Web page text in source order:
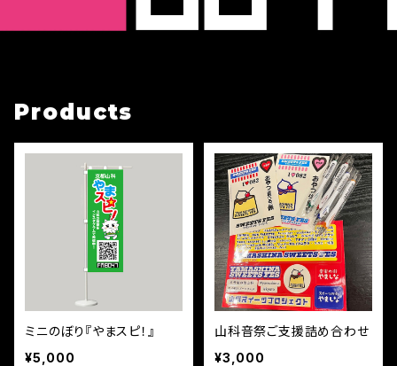
Products
ミニのぼり『やまスピ！』
¥5,000
山科音祭ご支援詰め合わせ
¥3,000